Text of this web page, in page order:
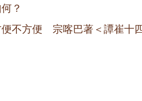
？
便不方便 宗喀巴著＜譚崔十